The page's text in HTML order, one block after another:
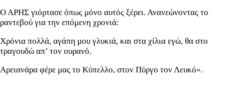
Ο ΑΡΗΣ γιόρτασε όπως μόνο αυτός ξέρει. Ανανεώνοντας το
ραντεβού για την επόμενη χρονιά:
Χρόνια πολλά, αγάπη μου γλυκιά, και στα χίλια εγώ, θα στο
τραγουδώ απ’ τον ουρανό.
Αρειανάρα φέρε μας το Κύπελλο, στον Πύργο τον Λευκό».